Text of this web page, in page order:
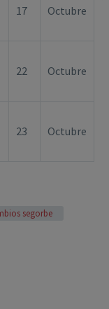
17 Octubre
22 Octubre
23 Octubre
segorbe